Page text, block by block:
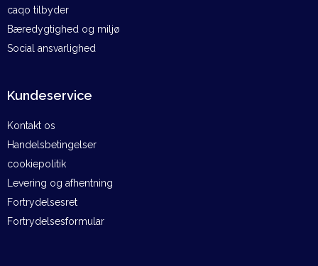
caqo tilbyder
Bæredygtighed og miljø
Social ansvarlighed
Kundeservice
Kontakt os
Handelsbetingelser
cookiepolitik
Levering og afhentning
Fortrydelsesret
Fortrydelsesformular